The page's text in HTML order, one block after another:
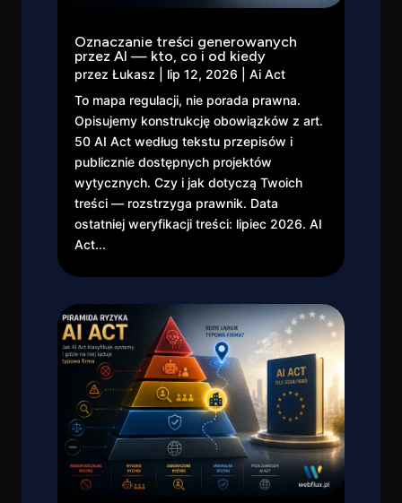
Oznaczanie treści generowanych
przez AI — kto, co i od kiedy
przez Łukasz lip 12, 2026
Ai Act
To mapa regulacji, nie porada prawna.
Opisujemy konstrukcję obowiązków z art.
50 AI Act według tekstu przepisów i
publicznie dostępnych projektów
wytycznych. Czy i jak dotyczą Twoich
treści — rozstrzyga prawnik. Data
ostatniej weryfikacji treści: lipiec 2026. AI
Act...